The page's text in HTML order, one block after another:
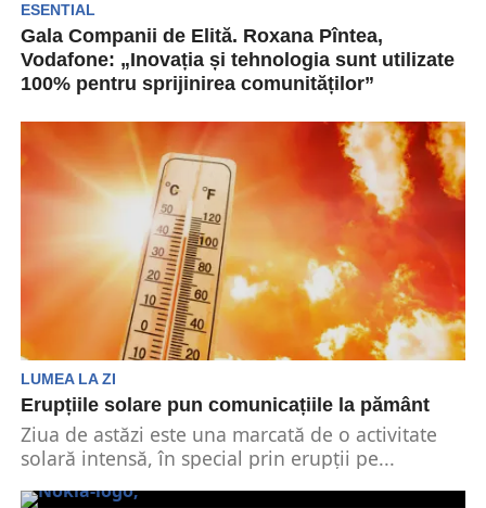
ESENTIAL
Gala Companii de Elită. Roxana Pîntea,
Vodafone: „Inovația și tehnologia sunt utilizate
100% pentru sprijinirea comunităților”
octombrie 2023 Gala Companii de Elită. În
cadrul...
LUMEA LA ZI
Erupțiile solare pun comunicațiile la pământ
Ziua de astăzi este una marcată de o activitate
solară intensă, în special prin erupții pe...